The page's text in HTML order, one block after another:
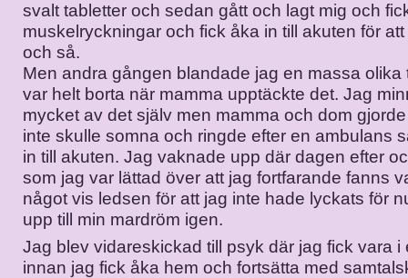
svalt tabletter och sedan gått och lagt mig och
muskelryckningar och fick åka in till akuten för
och så.
Men andra gången blandade jag en massa olika
var helt borta när mamma upptäckte det. Jag
mycket av det själv men mamma och dom
inte skulle somna och ringde efter en ambulans
in till akuten. Jag vaknade upp där dagen efter
som jag var lättad över att jag fortfarande fanns
något vis ledsen för att jag inte hade lyckats för
upp till min mardröm igen.
Jag blev vidareskickad till psyk där jag fick vara i
innan jag fick åka hem och fortsätta med